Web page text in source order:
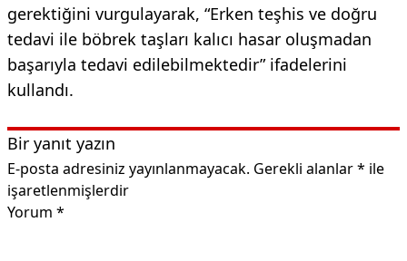
gerektiğini vurgulayarak, “Erken teşhis ve doğru
tedavi ile böbrek taşları kalıcı hasar oluşmadan
başarıyla tedavi edilebilmektedir” ifadelerini
kullandı.
Bir yanıt yazın
E-posta adresiniz yayınlanmayacak. Gerekli alanlar* ile
işaretlenmişlerdir
Yorum *